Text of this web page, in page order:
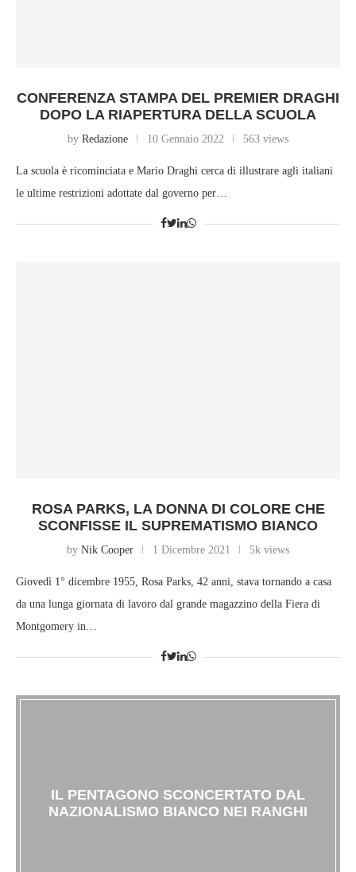
CONFERENZA STAMPA DEL PREMIER DRAGHI
DOPO LA RIAPERTURA DELLA SCUOLA
by Redazione 10 Gennaio 2022 563 views
La scuola è ricominciata e Mario Draghi cerca di illustrare agli italiani
le ultime restrizioni adottate dal governo per…
ROSA PARKS, LA DONNA DI COLORE CHE
SCONFISSE IL SUPREMATISMO BIANCO
by Nik Cooper 1 Dicembre 2021 5k views
Giovedì 1° dicembre 1955, Rosa Parks, 42 anni, stava tornando a casa
da una lunga giornata di lavoro dal grande magazzino della Fiera di
Montgomery in…
IL PENTAGONO SCONCERTATO DAL
NAZIONALISMO BIANCO NEI RANGHI